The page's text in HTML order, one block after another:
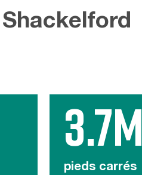
3.7M
pieds carrés